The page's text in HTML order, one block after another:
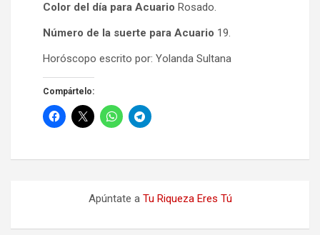
Color del día para Acuario Rosado.
Número de la suerte para Acuario 19.
Horóscopo escrito por: Yolanda Sultana
Compártelo:
Apúntate a Tu Riqueza Eres Tú